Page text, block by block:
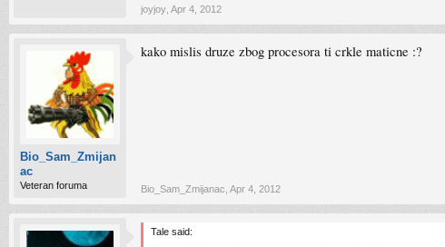
joyjoy Apr 4, 2012
Bio_Sam_Zmijan
ac
Veteran foruma
kako mislis druze zbog procesora ti crkle maticne :?
Bio_Sam_Zmijanac Apr 4, 2012
Tale said: